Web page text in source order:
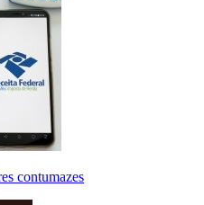
contumazes